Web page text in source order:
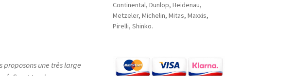
proposons une très large
Continental, Dunlop, Heidenau,
Metzeler, Michelin, Mitas, Maxxis,
Pirelli, Shinko.